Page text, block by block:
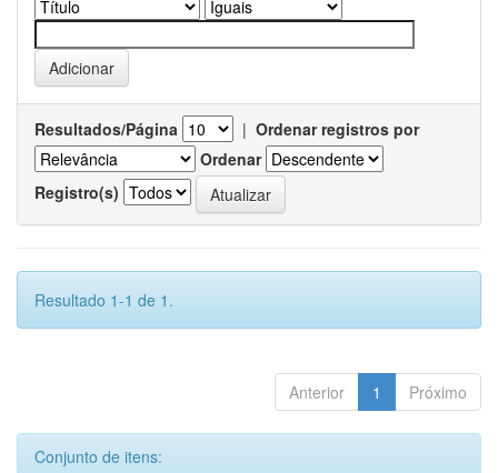
Resultados/Página | Ordenar registros por
Ordenar
Registro(s)
Resultado 1-1 de 1.
Anterior 1 Próximo
Conjunto de itens: